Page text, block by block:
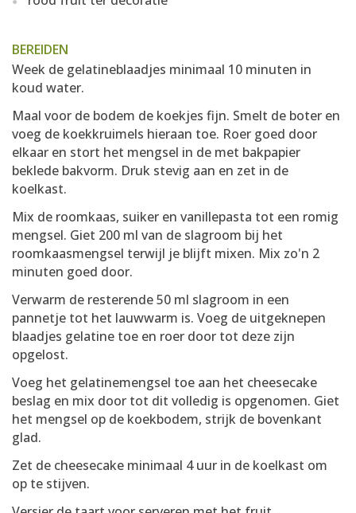
BEREIDEN
Week de gelatineblaadjes minimaal 10 minuten in
koud water.
Maal voor de bodem de koekjes fijn. Smelt de boter en
voeg de koekkruimels hieraan toe. Roer goed door
elkaar en stort het mengsel in de met bakpapier
beklede bakvorm. Druk stevig aan en zet in de
koelkast.
Mix de roomkaas, suiker en vanillepasta tot een romig
mengsel. Giet 200 ml van de slagroom bij het
roomkaasmengsel terwijl je blijft mixen. Mix zo'n 2
minuten goed door.
Verwarm de resterende 50 ml slagroom in een
pannetje tot het lauwwarm is. Voeg de uitgeknepen
blaadjes gelatine toe en roer door tot deze zijn
opgelost.
Voeg het gelatinemengsel toe aan het cheesecake
beslag en mix door tot dit volledig is opgenomen. Giet
het mengsel op de koekbodem, strijk de bovenkant
glad.
Zet de cheesecake minimaal 4 uur in de koelkast om
op te stijven.